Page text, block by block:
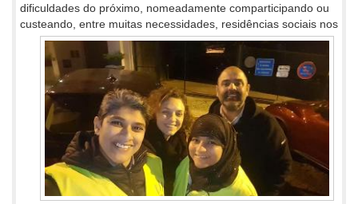
dificuldades do próximo, nomeadamente comparticipando ou
custeando, entre muitas necessidades, residências sociais nos